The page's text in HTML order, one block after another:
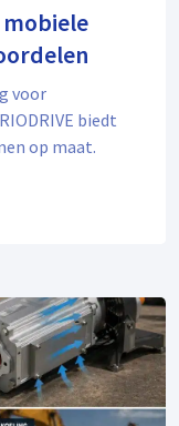
voor
biedt
op maat.